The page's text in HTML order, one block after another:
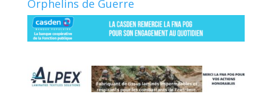
Orphelins de Guerre